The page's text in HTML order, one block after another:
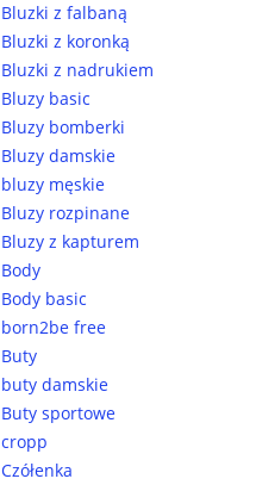
Bluzki z falbaną
Bluzki z koronką
Bluzki z nadrukiem
Bluzy basic
Bluzy bomberki
Bluzy damskie
bluzy męskie
Bluzy rozpinane
Bluzy z kapturem
Body
Body basic
born2be free
Buty
buty damskie
Buty sportowe
cropp
Czółenka